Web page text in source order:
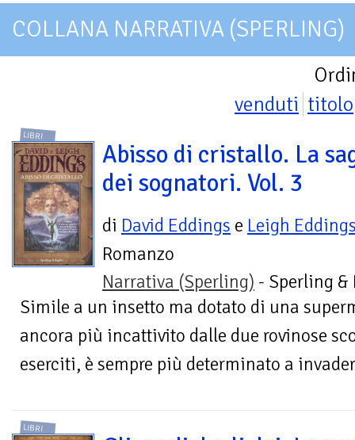
COLLANA NARRATIVA (SPERLING)
venduti titolo
LIBRI
Abisso di cristallo. La
dei sognatori. Vol. 3
di David Eddings e Leigh
Romanzo
Narrativa (Sperling) - Sperling
Simile a un insetto ma dotato di una
ancora più incattivito dalle due rovinose
eserciti, è sempre più determinato a
LIBRI